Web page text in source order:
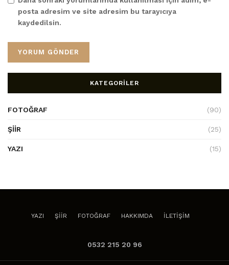
posta adresim ve site adresim bu tarayıcıya
kaydedilsin.
KATEGORILER
FOTOĞRAF (90)
ŞIIR (25)
YAZI (15)
YAZI ŞIIR FOTOĞRAF HAKKIMDA İLETIŞIM
0532 215 20 96